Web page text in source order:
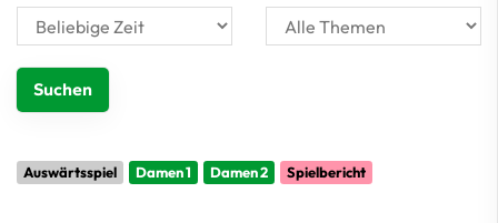
Auswärtsspiel Damen 1 Damen 2 Spielbericht